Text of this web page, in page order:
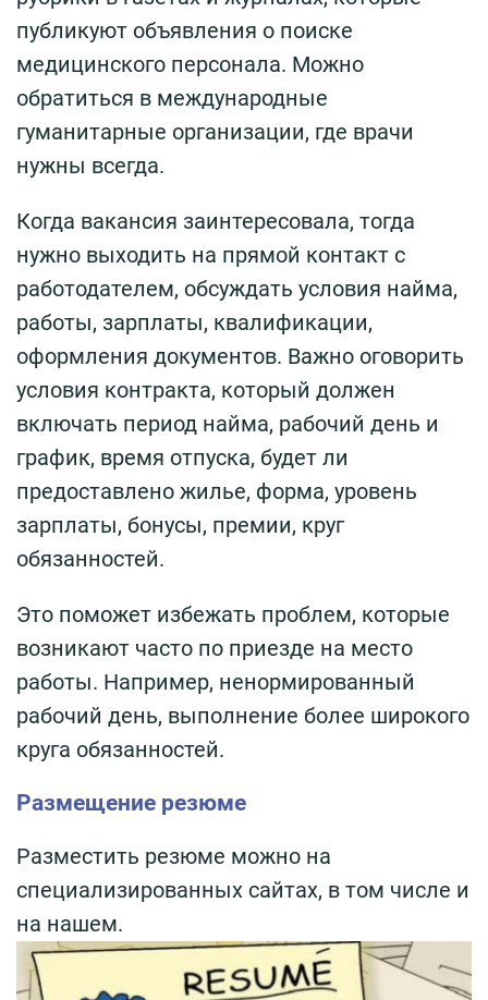
публикуют объявления о поиске
медицинского персонала. Можно
обратиться в международные
гуманитарные организации, где врачи
нужны всегда.
Когда вакансия заинтересовала, тогда
нужно выходить на прямой контакт с
работодателем, обсуждать условия найма,
работы, зарплаты, квалификации,
оформления документов. Важно оговорить
условия контракта, который должен
включать период найма, рабочий день и
график, время отпуска, будет ли
предоставлено жилье, форма, уровень
зарплаты, бонусы, премии, круг
обязанностей.
Это поможет избежать проблем, которые
возникают часто по приезде на место
работы. Например, ненормированный
рабочий день, выполнение более широкого
круга обязанностей.
Размещение резюме
Разместить резюме можно на
специализированных сайтах, в том числе и
на нашем.